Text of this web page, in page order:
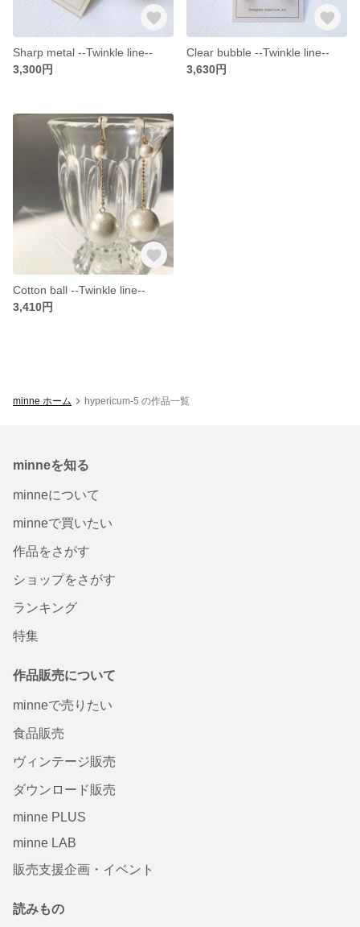
Sharp metal --Twinkle line--
3,300円
Clear bubble --Twinkle line--
3,630円
Cotton ball --Twinkle line--
3,410円
minne ホーム hypericum-5 の作品一覧
minneを知る
minneについて
minneで買いたい
作品をさがす
ショップをさがす
ランキング
特集
作品販売について
minneで売りたい
食品販売
ヴィンテージ販売
ダウンロード販売
minne PLUS
minne LAB
販売支援企画・イベント
読みもの